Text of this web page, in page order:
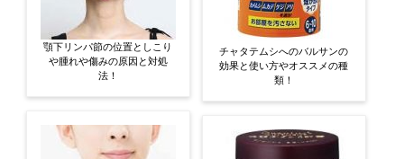
顎下リンパ節の位置としこり
や腫れや傷みの原因と対処
法！
チャタテムシへのバルサンの
効果と使い方やオススメの種
類！